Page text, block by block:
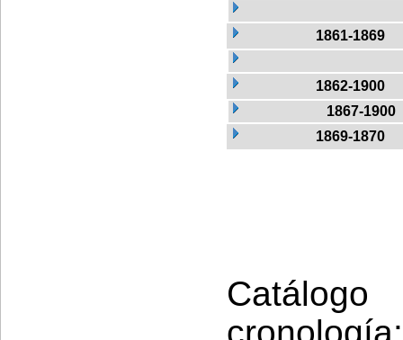
1861-1869
1862-1900
1867-1900
1869-1870